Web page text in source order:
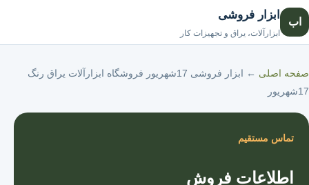
اب
ابزار فروشی
ابزارآلات، یراق و تجهیزات کار
صفحه اصلی ←
ابزار فروشی 17شهریور فروشگاه ابزارآلات یراق رنگ
17شهریور
تماس مستقیم
اطلاعات فروش